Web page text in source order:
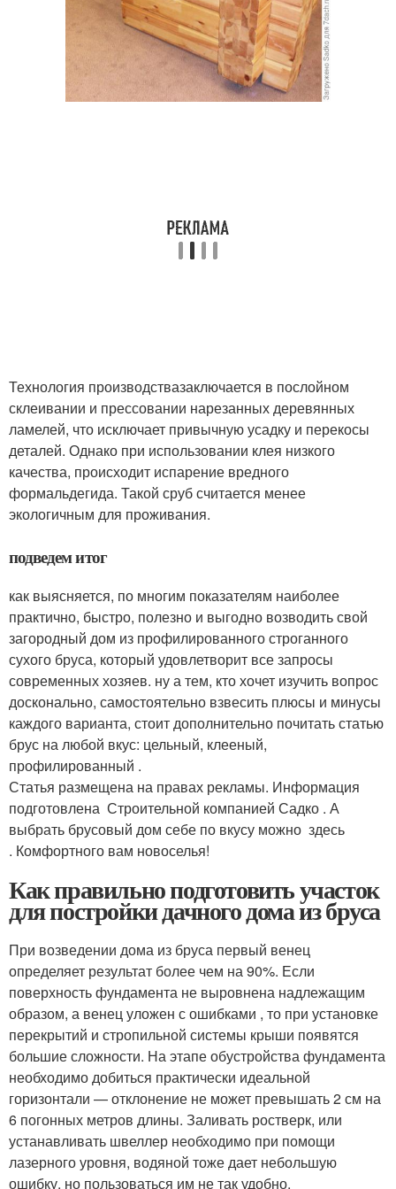
Технология производствазаключается в послойном
склеивании и прессовании нарезанных деревянных
ламелей, что исключает привычную усадку и перекосы
деталей. Однако при использовании клея низкого
качества, происходит испарение вредного
формальдегида. Такой сруб считается менее
экологичным для проживания.
подведем итог
как выясняется, по многим показателям наиболее
практично, быстро, полезно и выгодно возводить свой
загородный дом из профилированного строганного
сухого бруса, который удовлетворит все запросы
современных хозяев. ну а тем, кто хочет изучить вопрос
досконально, самостоятельно взвесить плюсы и минусы
каждого варианта, стоит дополнительно почитать статью
брус на любой вкус: цельный, клееный,
профилированный .
Статья размещена на правах рекламы. Информация
подготовлена Строительной компанией Садко . А
выбрать брусовый дом себе по вкусу можно здесь
. Комфортного вам новоселья!
Как правильно подготовить участок
для постройки дачного дома из бруса
При возведении дома из бруса первый венец
определяет результат более чем на 90%. Если
поверхность фундамента не выровнена надлежащим
образом, а венец уложен с ошибками , то при установке
перекрытий и стропильной системы крыши появятся
большие сложности. На этапе обустройства фундамента
необходимо добиться практически идеальной
горизонтали — отклонение не может превышать 2 см на
6 погонных метров длины. Заливать ростверк, или
устанавливать швеллер необходимо при помощи
лазерного уровня, водяной тоже дает небольшую
ошибку, но пользоваться им не так удобно.